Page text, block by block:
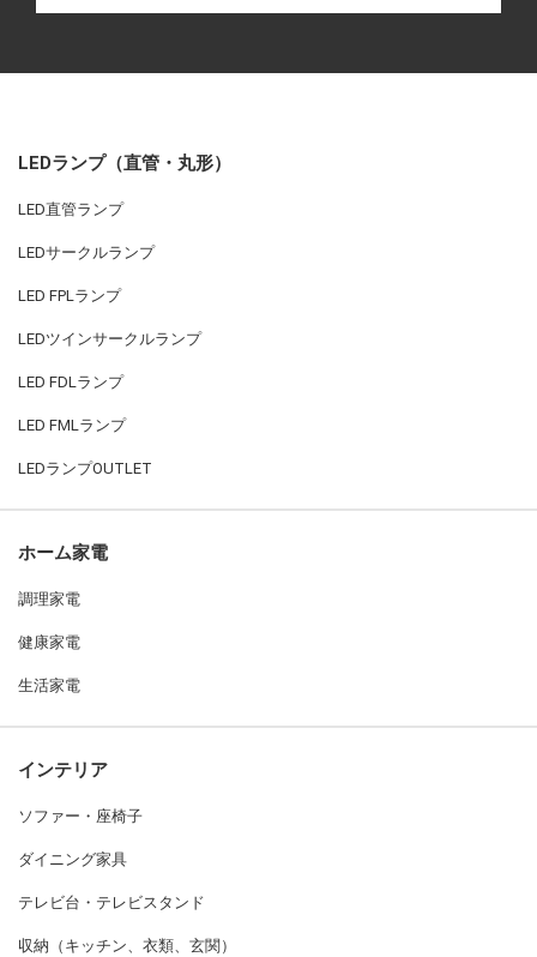
LEDランプ（直管・丸形）
LED直管ランプ
LEDサークルランプ
LED FPLランプ
LEDツインサークルランプ
LED FDLランプ
LED FMLランプ
LEDランプOUTLET
ホーム家電
調理家電
健康家電
生活家電
インテリア
ソファー・座椅子
ダイニング家具
テレビ台・テレビスタンド
収納（キッチン、衣類、玄関）